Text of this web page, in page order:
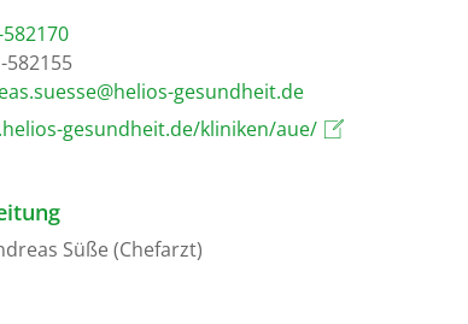
582155
soileh@esseus.saerdna
gesundheit.de/kliniken/aue/
Süße (Chefarzt)